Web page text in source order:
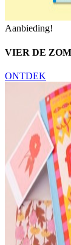
Aanbieding!
VIER DE
ONTDEK